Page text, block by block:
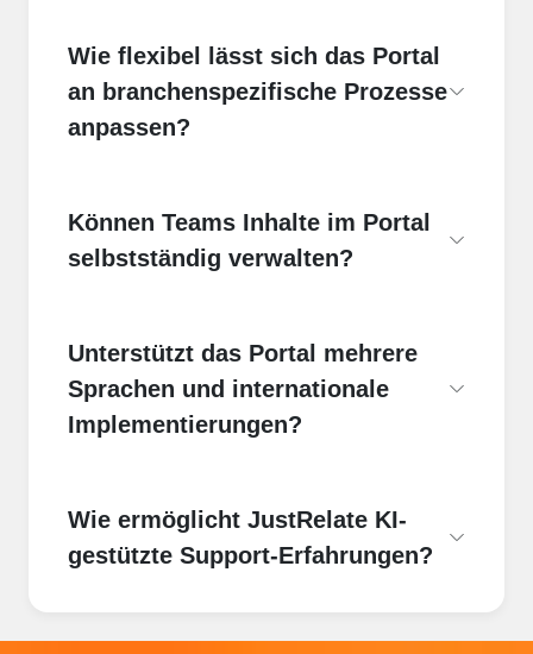
Wie flexibel lässt sich das Portal
an branchenspezifische Prozesse
anpassen?
Können Teams Inhalte im Portal
selbstständig verwalten?
Unterstützt das Portal mehrere
Sprachen und internationale
Implementierungen?
Wie ermöglicht JustRelate KI-
gestützte Support-Erfahrungen?